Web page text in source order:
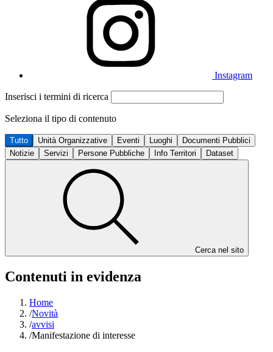
Instagram
Inserisci i termini di ricerca
Seleziona il tipo di contenuto
Tutto Unità Organizzative Eventi Luoghi
Documenti Pubblici
Notizie
Servizi Persone Pubbliche Info Territori Dataset
Cerca nel sito
Contenuti in evidenza
Home
/Novità
/avvisi
/Manifestazione di interesse